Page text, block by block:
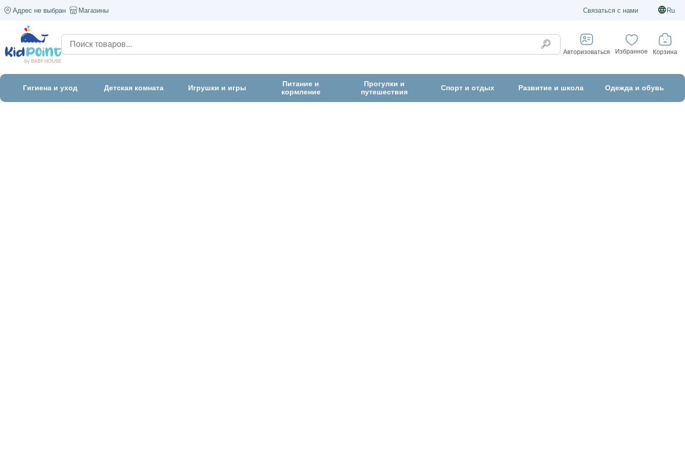
Адрес не выбран Магазины Связаться с нами Ru
Авторизоваться Избранное Корзина
Гигиена и уход Детская комната Игрушки и игры
Питание и
кормление
Прогулки и
путешествия
Спорт и отдых Развитие и школа Одежда и обувь